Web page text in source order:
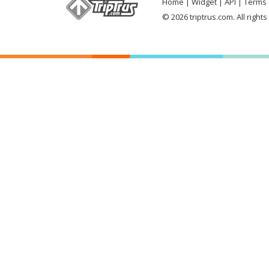
© 2026 triptrus.com. All